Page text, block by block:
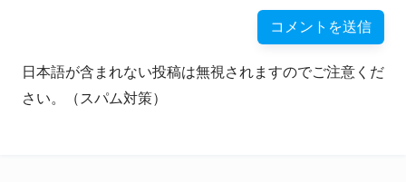
日本語が含まれない投稿は無視されますのでご注意くだ
さい。（スパム対策）